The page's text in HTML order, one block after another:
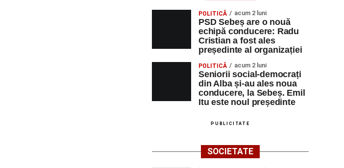
POLITICĂ acum 2 luni
PSD Sebeș are o nouă
echipă conducere: Radu
Cristian a fost ales
președinte al organizației
POLITICĂ acum 2 luni
Seniorii social-democrați
din Alba și-au ales noua
conducere, la Sebeș. Emil
Itu este noul președinte
PUBLICITATE
SOCIETATE